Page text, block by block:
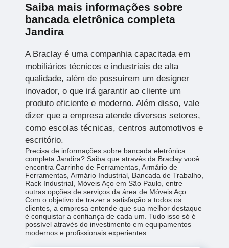
Saiba mais informações sobre
bancada eletrônica completa
Jandira
A Braclay é uma companhia capacitada em
mobiliários técnicos e industriais de alta
qualidade, além de possuírem um designer
inovador, o que irá garantir ao cliente um
produto eficiente e moderno. Além disso, vale
dizer que a empresa atende diversos setores,
como escolas técnicas, centros automotivos e
escritório.
Precisa de informações sobre bancada eletrônica
completa Jandira? Saiba que através da Braclay você
encontra Carrinho de Ferramentas, Armário de
Ferramentas, Armário Industrial, Bancada de Trabalho,
Rack Industrial, Móveis Aço em São Paulo, entre
outras opções de serviços da área de Móveis Aço.
Com o objetivo de trazer a satisfação a todos os
clientes, a empresa entende que sua melhor destaque
é conquistar a confiança de cada um. Tudo isso só é
possível através do investimento em equipamentos
modernos e profissionais experientes.